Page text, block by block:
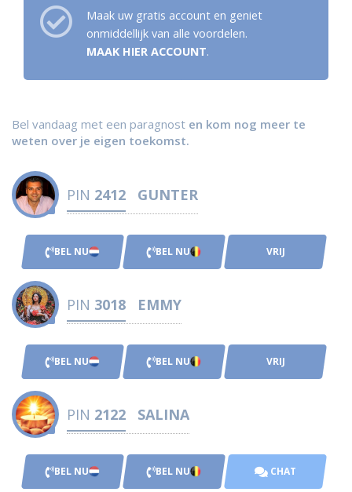
Maak uw gratis account en geniet
onmiddellijk van alle voordelen.
MAAK HIER ACCOUNT.
Bel vandaag met een paragnost en kom nog meer te
weten over je eigen toekomst.
PIN 2412 GUNTER
BEL NU BEL NU VRIJ
PIN 3018 EMMY
BEL NU BEL NU VRIJ
PIN 2122 SALINA
BEL NU BEL NU CHAT